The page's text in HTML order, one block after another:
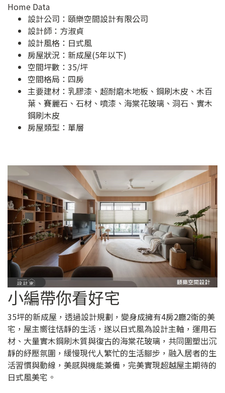
Home Data
設計公司： 頤樂空間設計有限公司
設計師：方淑貞
設計風格：日式風
房屋狀況：新成屋(5年以下)
空間坪數：35/坪
空間格局：四房
主要建材：乳膠漆、超耐磨木地板、鋼刷木皮、木百
葉、賽麗石、石材、噴漆、海棠花玻璃、洞石、實木
鋼刷木皮
房屋類型：單層
小編帶你看好宅
35坪的新成屋，透過設計規劃，變身成擁有4房2廳2衛的美
宅，屋主嚮往恬靜的生活，遂以日式風為設計主軸，運用石
材、大量實木鋼刷木質與復古的海棠花玻璃，共同圍塑出沉
靜的紓壓氛圍，緩慢現代人繁忙的生活腳步，融入居者的生
活習慣與動線，美感與機能兼備，完美實現超越屋主期待的
日式風美宅。